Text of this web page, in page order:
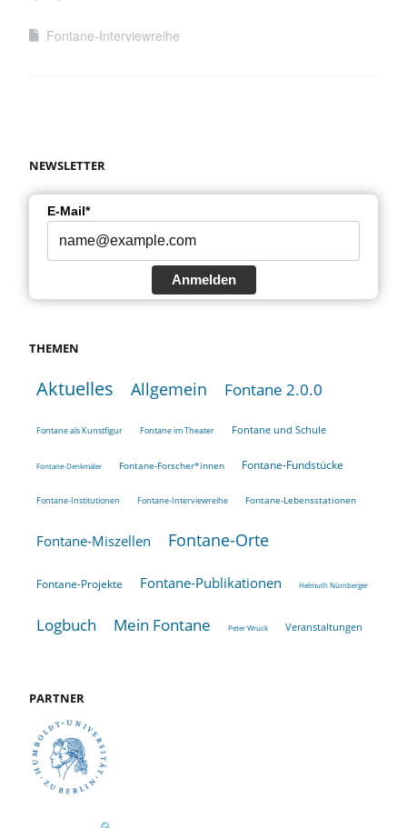
Fontane-Interviewreihe
NEWSLETTER
E-Mail*
Anmelden
THEMEN
Aktuelles Allgemein Fontane 2.0.0
Fontane als Kunstfigur Fontane im Theater Fontane und Schule
Fontane-Denkmäler Fontane-Forscher*innen Fontane-Fundstücke
Fontane-Institutionen Fontane-Interviewreihe Fontane-Lebensstationen
Fontane-Miszellen Fontane-Orte
Fontane-Projekte Fontane-Publikationen Helmuth Nürnberger
Logbuch Mein Fontane Peter Wruck Veranstaltungen
PARTNER